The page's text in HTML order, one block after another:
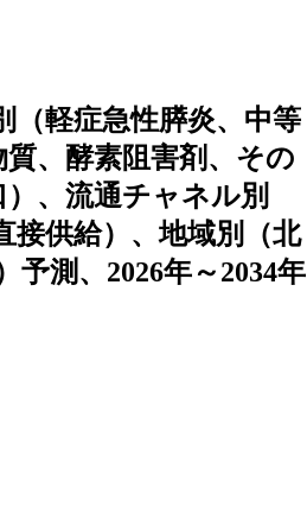
（軽症急性膵炎、中等
、酵素阻害剤、その
、流通チャネル別
接供給）、地域別（北
測、2026年～2034年